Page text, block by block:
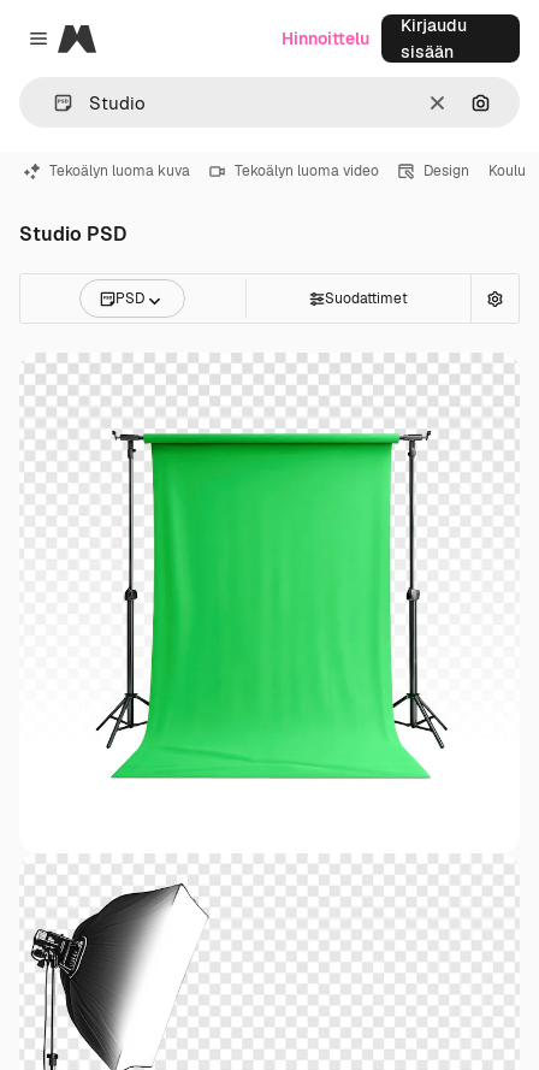
Close menu
Magnific
SelkeäHae
Hinnoittelu
Kirjaudu
sisään
Tekoälyn luoma kuva Tekoälyn luoma video Design Koulu
Studio PSD
PSD Suodattimet